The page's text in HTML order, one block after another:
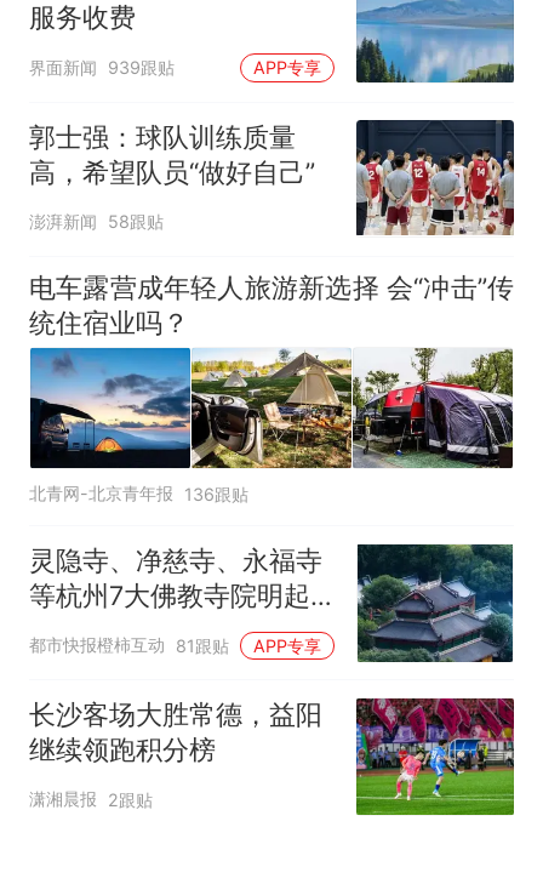
服务收费
界面新闻 939跟贴 APP专享
郭士强：球队训练质量
高，希望队员“做好自己”
澎湃新闻 58跟贴
电车露营成年轻人旅游新选择 会“冲击”传
统住宿业吗？
北青网-北京青年报 136跟贴
灵隐寺、净慈寺、永福寺
等杭州7大佛教寺院明起
临时关闭，别跑空了
都市快报橙柿互动 81跟贴 APP专享
长沙客场大胜常德，益阳
继续领跑积分榜
潇湘晨报 2跟贴